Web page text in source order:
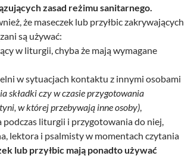
zasad reżimu sanitarnego.
że maseczek lub przyłbic zakrywających
są używać:
w liturgii, chyba że mają wymagane
w sytuacjach kontaktu z innymi osobami
składki czy w czasie przygotowania
w której przebywają inne osoby),
podczas liturgii i przygotowania do niej,
lektora i psalmisty w momentach czytania
lub przyłbic mają ponadto używać